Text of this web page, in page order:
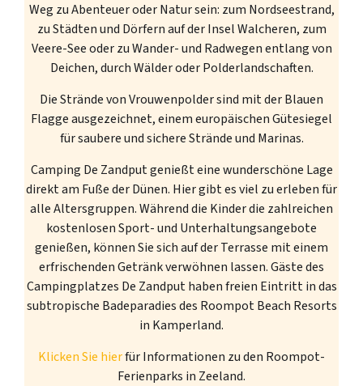
Weg zu Abenteuer oder Natur sein: zum Nordseestrand,
zu Städten und Dörfern auf der Insel Walcheren, zum
Veere-See oder zu Wander- und Radwegen entlang von
Deichen, durch Wälder oder Polderlandschaften.
Die Strände von Vrouwenpolder sind mit der Blauen
Flagge ausgezeichnet, einem europäischen Gütesiegel
für saubere und sichere Strände und Marinas.
Camping De Zandput genießt eine wunderschöne Lage
direkt am Fuße der Dünen. Hier gibt es viel zu erleben für
alle Altersgruppen. Während die Kinder die zahlreichen
kostenlosen Sport- und Unterhaltungsangebote
genießen, können Sie sich auf der Terrasse mit einem
erfrischenden Getränk verwöhnen lassen. Gäste des
Campingplatzes De Zandput haben freien Eintritt in das
subtropische Badeparadies des Roompot Beach Resorts
in Kamperland.
Klicken Sie hierfür Informationen zu den Roompot-
Ferienparks in Zeeland.